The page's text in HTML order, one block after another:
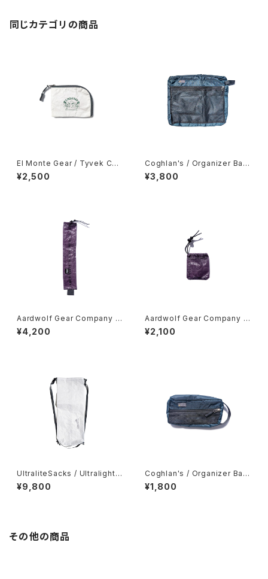
同じカテゴリの商品
El Monte Gear / Tyvek Coi
n Case
¥2,500
Coghlan's / Organizer Bag
s -Large-
¥3,800
Aardwolf Gear Company /
Toothbrush Sleeve
¥4,200
Aardwolf Gear Company /
Mini Ditty Spoon Cover
¥2,100
UltraliteSacks / Ultralight
Compression Sack
¥9,800
Coghlan's / Organizer Bag
s -Small-
¥1,800
その他の商品